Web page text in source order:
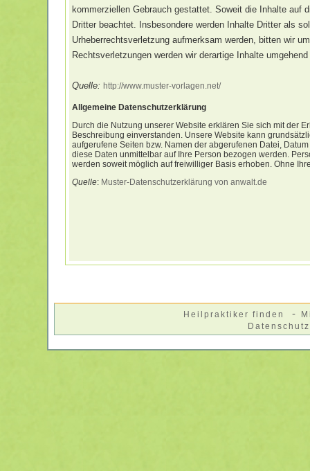
kommerziellen Gebrauch gestattet. Soweit die Inhalte auf
Dritter beachtet. Insbesondere werden Inhalte Dritter als
Urheberrechtsverletzung aufmerksam werden, bitten wir
Rechtsverletzungen werden wir derartige Inhalte
Quelle: http://www.muster-vorlagen.net/
Allgemeine Datenschutzerklärung
Durch die Nutzung unserer Website erklären Sie sich mit der
Beschreibung einverstanden. Unsere Website kann
aufgerufene Seiten bzw. Namen der abgerufenen Datei,
diese Daten unmittelbar auf Ihre Person bezogen werden.
werden soweit möglich auf freiwilliger Basis erhoben. Ohne
Quelle: Muster-Datenschutzerklärung von anwalt.de
Heilpraktiker finden -